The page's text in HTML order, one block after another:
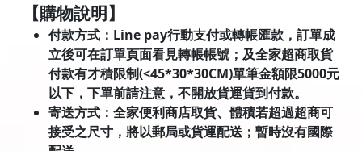
【購物說明】
付款方式：Line pay行動支付或轉帳匯款，訂單成
立後可在訂單頁面看見轉帳帳號；及全家超商取貨
付款有才積限制(<45*30*30CM)單筆金額限5000元
以下，下單前請注意，不開放貨運貨到付款。
寄送方式：全家便利商店取貨、體積若超過超商可
接受之尺寸，將以郵局或貨運配送；暫時沒有國際